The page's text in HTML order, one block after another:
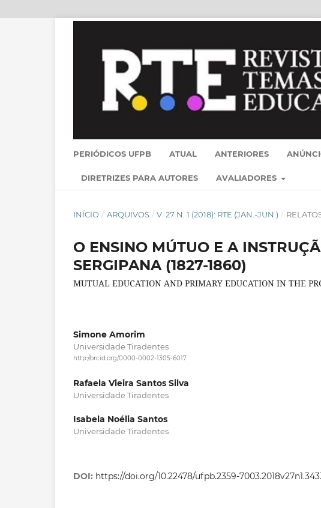
PERIÓDICOS UFPB ATUAL ANTERIORES
DIRETRIZES PARA AUTORES AVALIADORES
INÍCIO / ARQUIVOS / V. 27 N. 1 (2018): RTE (JAN.-JUN.) /
O ENSINO MÚTUO E A
SERGIPANA (1827-1860)
MUTUAL EDUCATION AND PRIMARY EDUCATION IN THE
Simone Amorim
Universidade Tiradentes
http://orcid.org/0000-0002-1305-6017
Rafaela Vieira Santos Silva
Universidade Tiradentes
Isabela Noélia Santos
Universidade Tiradentes
DOI: https://doi.org/10.22478/ufpb.2359-